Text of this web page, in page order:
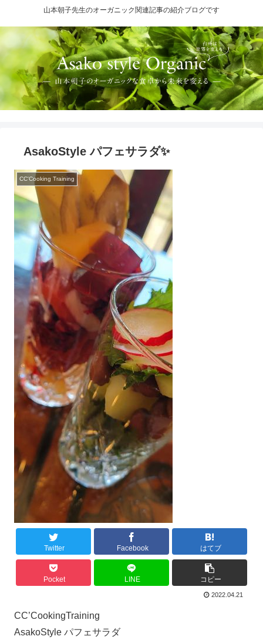
山本朝子先生のオーガニック関連記事の紹介ブログです
AsakoStyle パフェサラダ✨
CC'Cooking Training
Twitter Facebook はてブ
Pocket LINE コピー
2022.04.21
CC’CookingTraining
AsakoStyle パフェサラダ